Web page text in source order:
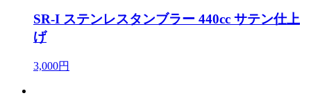
SR-I ステンレスタンブラー 440cc サテン仕上
げ
3,000円